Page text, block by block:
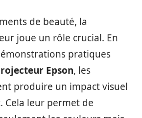
de beauté, la
joue un rôle crucial. En
pratiques
Epson, les
produire un impact visuel
Cela leur permet de